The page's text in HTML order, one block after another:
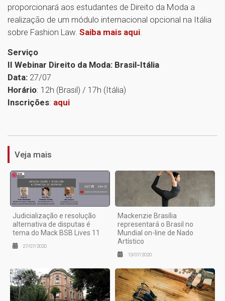
proporcionará aos estudantes de Direito da Moda a
realização de um módulo internacional opcional na Itália
sobre Fashion Law. Saiba mais aqui.
Serviço
II Webinar Direito da Moda: Brasil-Itália
Data: 27/07
Horário: 12h (Brasil) / 17h (Itália)
Inscrições: aqui
Veja mais
Judicialização e resolução
alternativa de disputas é
tema do Mack BSB Lives 11
27/07/2020
Mackenzie Brasília
representará o Brasil no
Mundial on-line de Nado
Artístico
13/07/2020